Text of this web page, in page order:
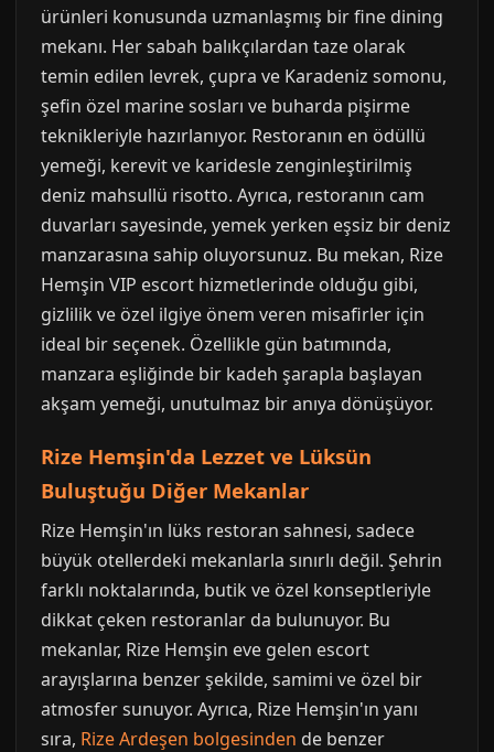
ürünleri konusunda uzmanlaşmış bir fine dining
mekanı. Her sabah balıkçılardan taze olarak
temin edilen levrek, çupra ve Karadeniz somonu,
şefin özel marine sosları ve buharda pişirme
teknikleriyle hazırlanıyor. Restoranın en ödüllü
yemeği, kerevit ve karidesle zenginleştirilmiş
deniz mahsullü risotto. Ayrıca, restoranın cam
duvarları sayesinde, yemek yerken eşsiz bir deniz
manzarasına sahip oluyorsunuz. Bu mekan, Rize
Hemşin VIP escort hizmetlerinde olduğu gibi,
gizlilik ve özel ilgiye önem veren misafirler için
ideal bir seçenek. Özellikle gün batımında,
manzara eşliğinde bir kadeh şarapla başlayan
akşam yemeği, unutulmaz bir anıya dönüşüyor.
Rize Hemşin'da Lezzet ve Lüksün
Buluştuğu Diğer Mekanlar
Rize Hemşin'ın lüks restoran sahnesi, sadece
büyük otellerdeki mekanlarla sınırlı değil. Şehrin
farklı noktalarında, butik ve özel konseptleriyle
dikkat çeken restoranlar da bulunuyor. Bu
mekanlar, Rize Hemşin eve gelen escort
arayışlarına benzer şekilde, samimi ve özel bir
atmosfer sunuyor. Ayrıca, Rize Hemşin'ın yanı
sıra, Rize Ardeşen bolgesinden de benzer